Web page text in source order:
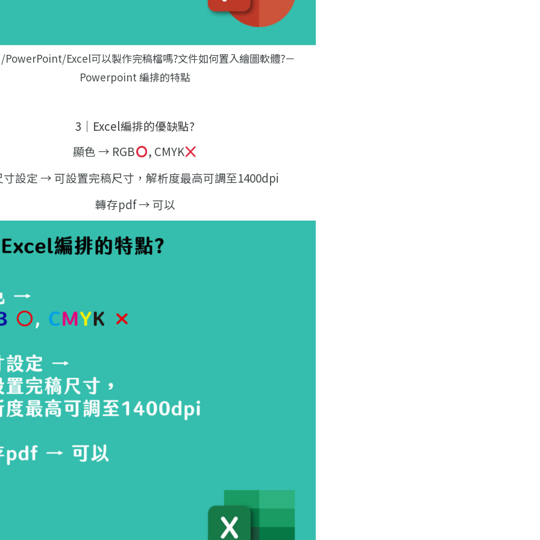
Excel可以製作完稿檔嗎?文件如何置入繪圖軟體?－
Powerpoint 編排的特點
3｜Excel編排的優缺點?
顯色 → RGB
, CMYK
寸設定 → 可設置完稿尺寸，解析度最高可調至1400dpi
轉存pdf → 可以